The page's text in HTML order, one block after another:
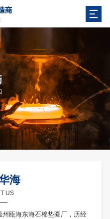
海
US
瓯海东海石棉垫圈厂，历经